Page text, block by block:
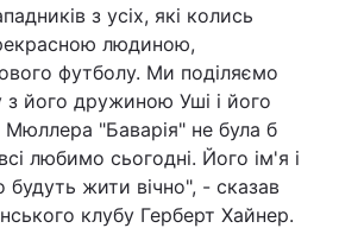
з усіх, які колись
людиною,
футболу. Ми поділяємо
з його дружиною Уші і його
"Баварія" не була б
любимо сьогодні. Його ім'я і
будуть жити вічно", - сказав
клубу Герберт Хайнер.